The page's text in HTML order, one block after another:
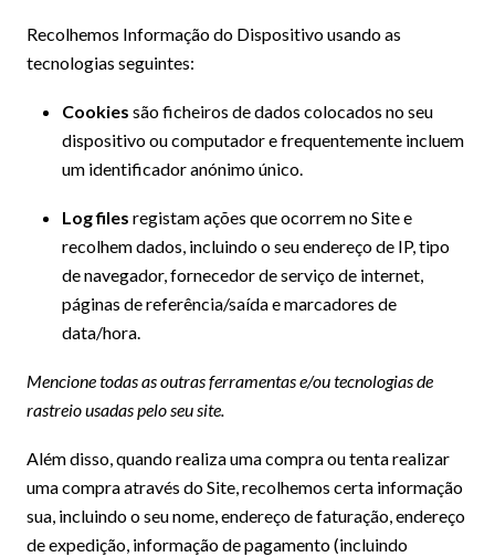
Recolhemos Informação do Dispositivo usando as
tecnologias seguintes:
Cookies são ficheiros de dados colocados no seu
dispositivo ou computador e frequentemente incluem
um identificador anónimo único.
Log files registam ações que ocorrem no Site e
recolhem dados, incluindo o seu endereço de IP, tipo
de navegador, fornecedor de serviço de internet,
páginas de referência/saída e marcadores de
data/hora.
Mencione todas as outras ferramentas e/ou tecnologias de
rastreio usadas pelo seu site.
Além disso, quando realiza uma compra ou tenta realizar
uma compra através do Site, recolhemos certa informação
sua, incluindo o seu nome, endereço de faturação, endereço
de expedição, informação de pagamento (incluindo